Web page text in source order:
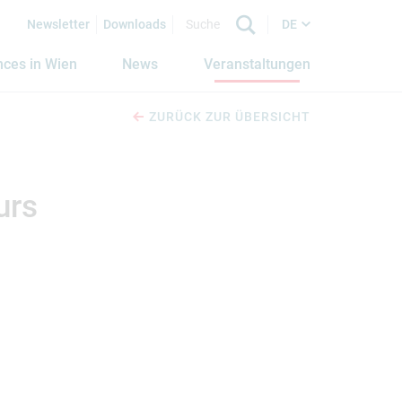
Newsletter Downloads DE
in Wien News Veranstaltungen
ZURÜCK ZUR ÜBERSICHT